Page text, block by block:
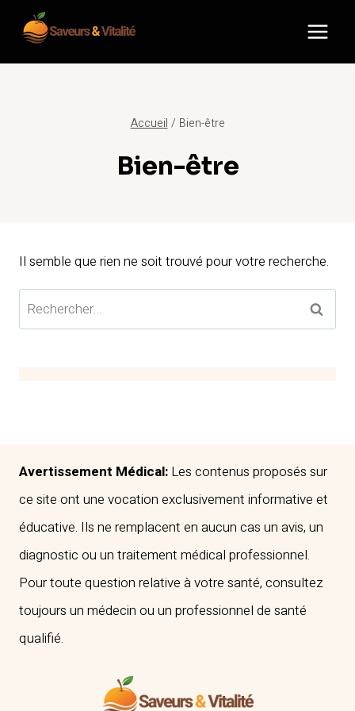
contenu
Accueil / Bien-être
Bien-être
Il semble que rien ne soit trouvé pour votre recherche.
Rechercher :
Avertissement Médical: Les contenus proposés sur
ce site ont une vocation exclusivement informative et
éducative. Ils ne remplacent en aucun cas un avis, un
diagnostic ou un traitement médical professionnel.
Pour toute question relative à votre santé, consultez
toujours un médecin ou un professionnel de santé
qualifié.